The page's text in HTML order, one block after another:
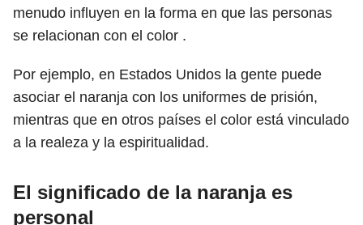
menudo influyen en la forma en que las personas
se relacionan con el color .
Por ejemplo, en Estados Unidos la gente puede
asociar el naranja con los uniformes de prisión,
mientras que en otros países el color está vinculado
a la realeza y la espiritualidad.
El significado de la naranja es
personal